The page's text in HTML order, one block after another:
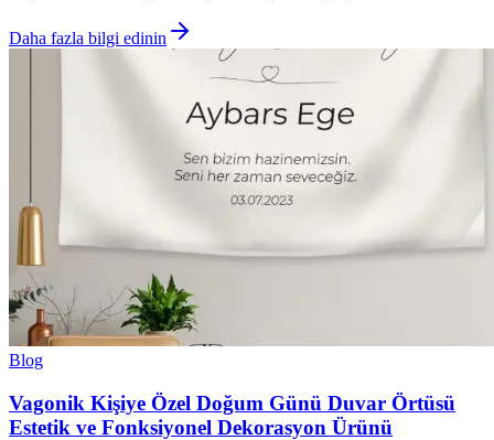
Daha fazla bilgi edinin
Blog
Vagonik Kişiye Özel Doğum Günü Duvar Örtüsü
Estetik ve Fonksiyonel Dekorasyon Ürünü